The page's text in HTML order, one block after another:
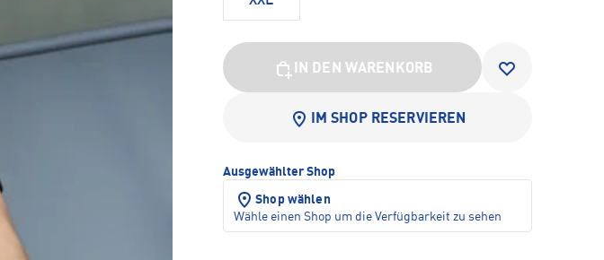
IN DEN WARENKORB
IM SHOP RESERVIEREN
Ausgewählter Shop
Shop wählen
Wähle einen Shop um die Verfügbarkeit zu sehen